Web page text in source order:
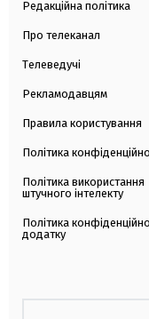
Редакційна політика
Про телеканал
Телеведучі
Рекламодавцям
Правила користування
Політика
Політика використання
штучного інтелекту
Політика
додатку